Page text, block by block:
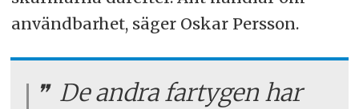
användbarhet, säger Oskar Persson.
De andra fartygen har